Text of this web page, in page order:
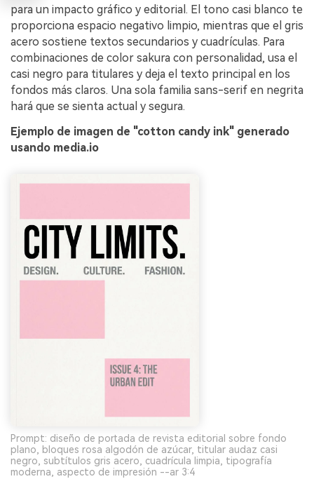
para un impacto gráfico y editorial. El tono casi blanco te
proporciona espacio negativo limpio, mientras que el gris
acero sostiene textos secundarios y cuadrículas. Para
combinaciones de color sakura con personalidad, usa el
casi negro para titulares y deja el texto principal en los
fondos más claros. Una sola familia sans-serif en negrita
hará que se sienta actual y segura.
Ejemplo de imagen de "cotton candy ink" generado
usando media.io
Prompt: diseño de portada de revista editorial sobre fondo
plano, bloques rosa algodón de azúcar, titular audaz casi
negro, subtítulos gris acero, cuadrícula limpia, tipografía
moderna, aspecto de impresión --ar 3:4